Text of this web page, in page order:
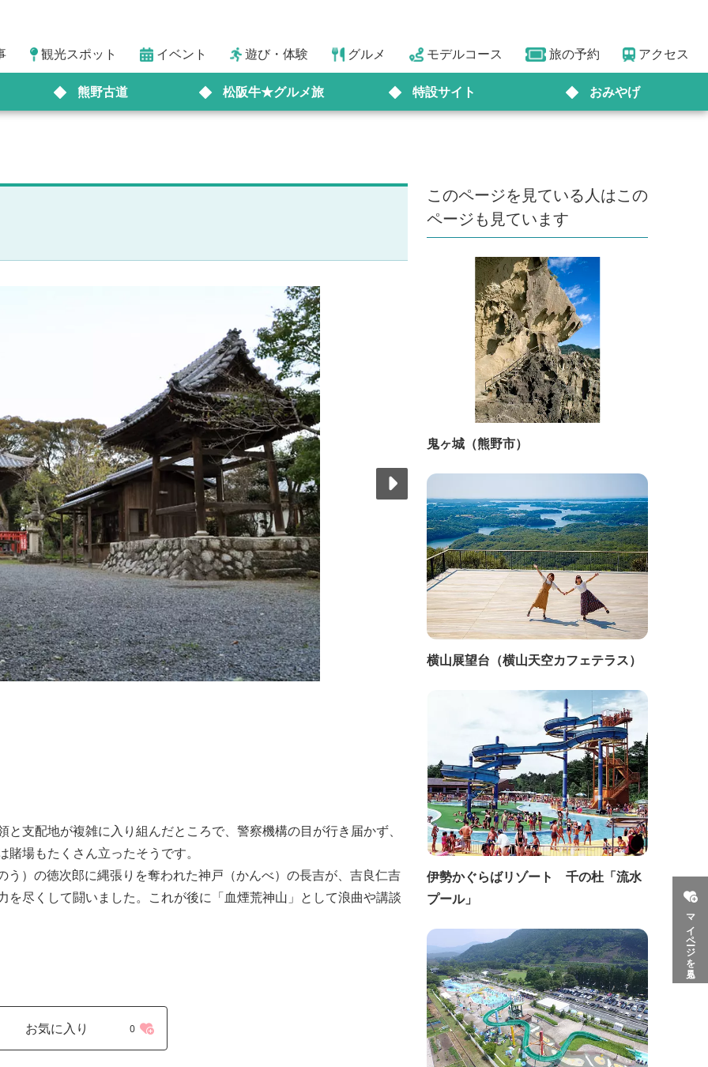
観光スポット イベント 遊び・体験 グルメ モデルコース 旅の予約 アクセス
熊野古道 松阪牛★グルメ旅 特設サイト おみやげ
マイページを見る
支配地が複雑に入り組んだところで、警察機構の目が行き届かず、
場もたくさん立ったそうです。
）の徳次郎に縄張りを奪われた神戸（かんべ）の長吉が、吉良仁吉
尽くして闘いました。これが後に「血煙荒神山」として浪曲や講談
お気に入り 0
このページを見ている人はこの
ページも見ています
鬼ヶ城（熊野市）
横山展望台（横山天空カフェテラス）
伊勢かぐらばリゾート 千の杜「流水
プール」